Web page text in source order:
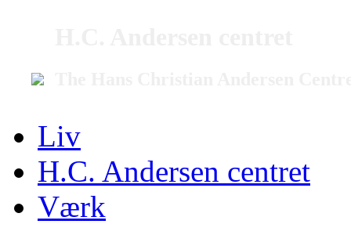
Liv
H.C. Andersen centret
Værk